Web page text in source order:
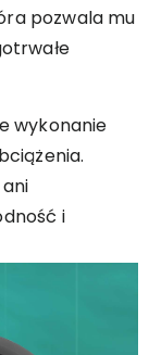
pozwala mu
wykonanie
i